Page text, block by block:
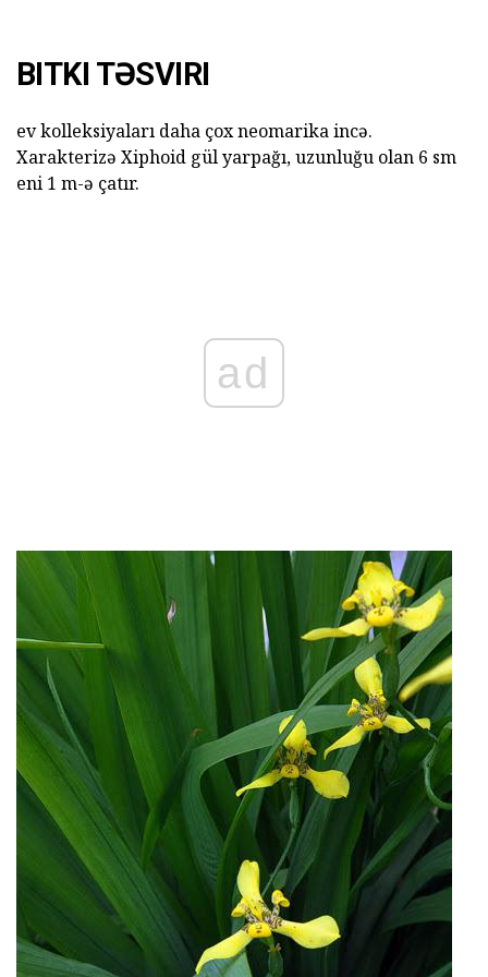
BITKI TƏSVIRI
ev kolleksiyaları daha çox neomarika incə.
Xarakterizə Xiphoid gül yarpağı, uzunluğu olan 6 sm
eni 1 m-ə çatır.
ad